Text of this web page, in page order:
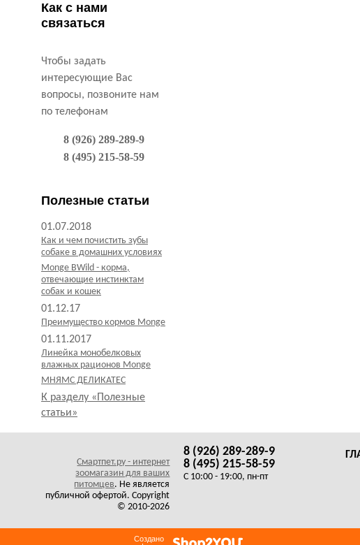
Как с нами
связаться
Чтобы задать
интересующие Вас
вопросы, позвоните нам
по телефонам
8 (926) 289-289-9
8 (495) 215-58-59
Полезные статьи
01.07.2018
Как и чем почистить зубы
собаке в домашних условиях
Monge BWild - корма,
отвечающие инстинктам
собак и кошек
01.12.17
Преимущество кормов Monge
01.11.2017
Линейка монобелковых
влажных рационов Monge
МНЯМС ДЕЛИКАТЕС
К разделу «Полезные
статьи»
Смартпет.ру - интернет
зоомагазин для ваших
питомцев. Не является
публичной офертой. Copyright
© 2010-2026
8 (926) 289-289-9
8 (495) 215-58-59
C 10:00 - 19:00, пн-пт
Создано